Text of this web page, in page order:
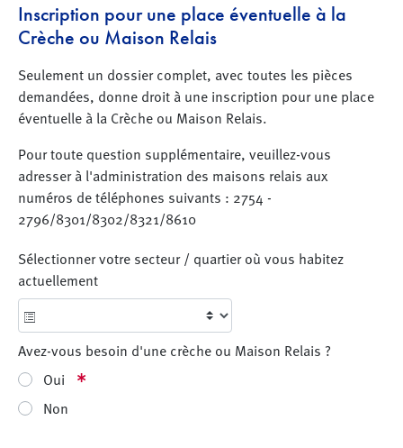
Inscription pour une place éventuelle à la
Crèche ou Maison Relais
Seulement un dossier complet, avec toutes les pièces
demandées, donne droit à une inscription pour une place
éventuelle à la Crèche ou Maison Relais.
Pour toute question supplémentaire, veuillez-vous
adresser à l'administration des maisons relais aux
numéros de téléphones suivants : 2754 -
2796/8301/8302/8321/8610
Sélectionner votre secteur / quartier où vous habitez
actuellement
Avez-vous besoin d'une crèche ou Maison Relais ?
Oui
Non